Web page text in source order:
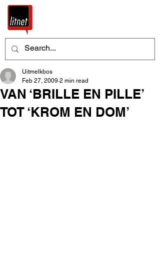
VAN ‘BRILLE EN PILLE’
TOT ‘KROM EN DOM’
Uitmelkbos
Feb 27, 2009 2 min read